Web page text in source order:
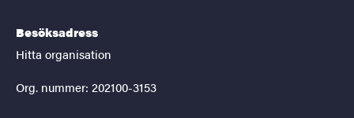
Besöksadress
Hitta organisation
Org. nummer: 202100-3153